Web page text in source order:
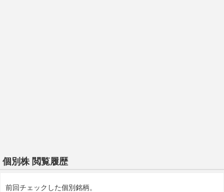
個別株 閲覧履歴
前回チェックした個別銘柄。